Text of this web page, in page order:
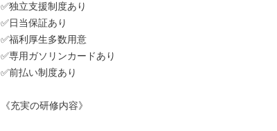
✅独立支援制度あり
✅日当保証あり
✅福利厚生多数用意
✅専用ガソリンカードあり
✅前払い制度あり
《充実の研修内容》